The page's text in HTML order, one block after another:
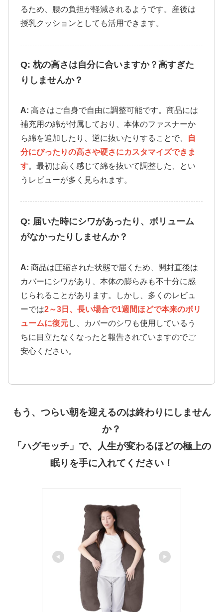
るため、腰の負担が軽減されるようです。産後は
授乳クッションとしても活用できます。
Q: 枕の高さは自分に合いますか？高すぎた
りしませんか？
A: 高さはご自身で自由に調整可能です。商品には
補充用の綿が付属しており、本体のファスナーか
ら綿を追加したり、逆に抜いたりすることで、
自
分にぴったりの高さや硬さにカスタマイズできま
す。最初は高く感じて綿を抜いて調整した、とい
うレビューが多く見られます。
Q: 届いた時にシワがあったり、ボリューム
がなかったりしませんか？
A: 商品は圧縮された状態で届くため、開封直後は
カバーにシワがあり、本体の膨らみも不十分に感
じられることがあります。しかし、多くのレビュ
ーでは2～3日、長い場合で1週間ほどで本来のボリ
ュームに復元し、カバーのシワも使用しているう
ちに目立たなくなったと報告されていますのでご
安心ください。
もう、つらい朝を迎えるのは終わりにしません
か？
「ハグモッチ」で、人生が変わるほどの極上の
眠りを手に入れてください！